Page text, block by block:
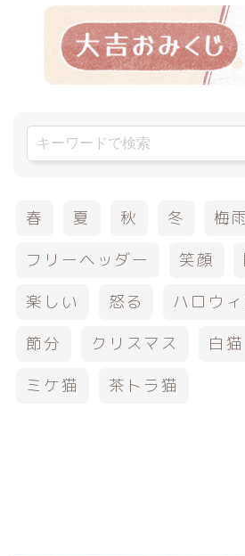
春 夏 秋 冬
梅雨
フリーヘッダー
笑顔
楽しい
怒る ハロウィ
節分
クリスマス 白猫
ミケ猫
茶トラ猫